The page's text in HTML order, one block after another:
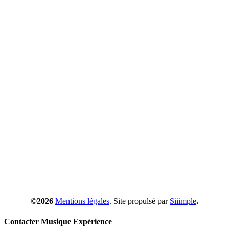
©2026 Mentions légales. Site propulsé par Siiimple.
Contacter Musique Expérience